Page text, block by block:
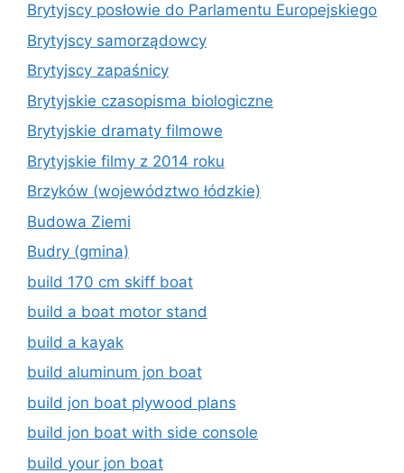
Brytyjscy posłowie do Parlamentu Europejskiego
Brytyjscy samorządowcy
Brytyjscy zapaśnicy
Brytyjskie czasopisma biologiczne
Brytyjskie dramaty filmowe
Brytyjskie filmy z 2014 roku
Brzyków (województwo łódzkie)
Budowa Ziemi
Budry (gmina)
build 170 cm skiff boat
build a boat motor stand
build a kayak
build aluminum jon boat
build jon boat plywood plans
build jon boat with side console
build your jon boat